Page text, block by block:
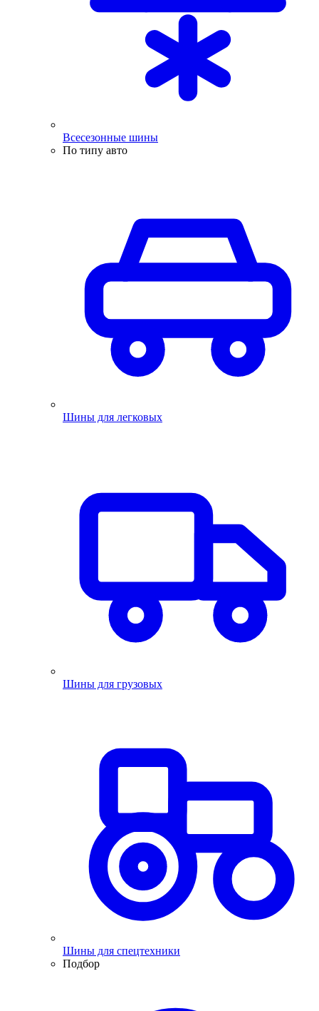
Всесезонные шины
По типу авто
Шины для легковых
Шины для грузовых
Шины для спецтехники
Подбор